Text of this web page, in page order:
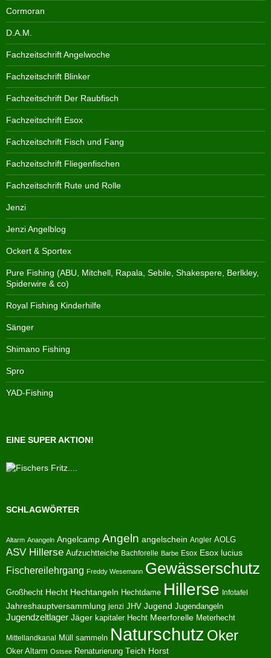
Cormoran
D.A.M.
Fachzeitschrift Angelwoche
Fachzeitschrift Blinker
Fachzeitschrift Der Raubfisch
Fachzeitschrift Esox
Fachzeitschrift Fisch und Fang
Fachzeitschrift Fliegenfischen
Fachzeitschrift Rute und Rolle
Jenzi
Jenzi Angelblog
Ockert & Sportex
Pure Fishing (ABU, Mitchell, Rapala, Sebile, Shakespere, Berlkley,
Spiderwire & co)
Royal Fishing Kinderhilfe
Sänger
Shimano Fishing
Spro
YAD-Fishing
EINE SUPER AKTION!
SCHLAGWÖRTER
Altarm Anangeln Angelcamp Angeln angelschein Angler AOLG
ASV Hillerse Aufzuchtteiche Bachforelle Barbe Esox Esox lucius
Fischereilehrgang Freddy Wesemann Gewässerschutz
Großhecht Hecht Hechtangeln Hechtdame Hillerse Infotafel
Jahreshauptversammlung jenzi JHV Jugend Jugendangeln
Jugendzeltlager Jäger kapitaler Hecht Meerforelle Meterhecht
Mittellandkanal Müll sammeln Naturschutz Oker
Oker Altarm Ostsee Renaturierung Teich Horst